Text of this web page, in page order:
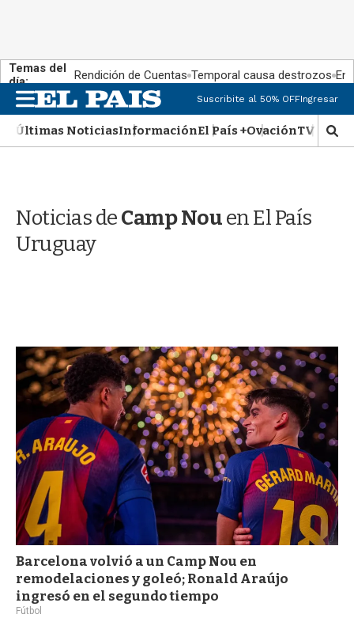
Temas del
día:
Rendición de Cuentas Temporal causa destrozos En
M
e
n
u
Suscribite al 50% OFFIngresar
Últimas NoticiasInformaciónEl País +OvaciónTV Show
M
o
d
Noticias deCamp Nouen El País
Uruguay
Barcelona volvió a un Camp Nou en
remodelaciones y goleó; Ronald Araújo
ingresó en el segundo tiempo
Fútbol